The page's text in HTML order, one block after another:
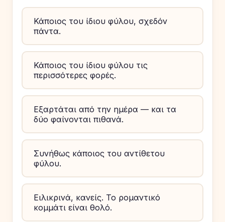
Κάποιος του ίδιου φύλου, σχεδόν
πάντα.
Κάποιος του ίδιου φύλου τις
περισσότερες φορές.
Εξαρτάται από την ημέρα — και τα
δύο φαίνονται πιθανά.
Συνήθως κάποιος του αντίθετου
φύλου.
Ειλικρινά, κανείς. Το ρομαντικό
κομμάτι είναι θολό.